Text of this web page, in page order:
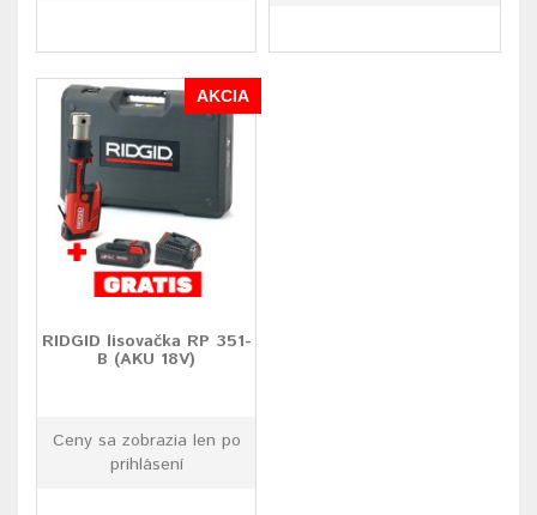
AKCIA
RIDGID lisovačka RP 351-
B (AKU 18V)
Ceny sa zobrazia len po
prihlásení